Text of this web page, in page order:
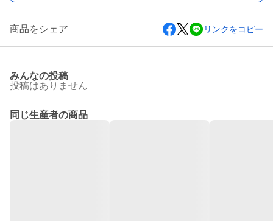
商品をシェア リンクをコピー
みんなの投稿
投稿はありません
同じ生産者の商品